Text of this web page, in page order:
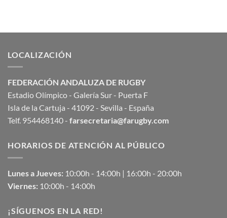
LOCALIZACIÓN
FEDERACIÓN ANDALUZA DE RUGBY
Estadio Olímpico - Galería Sur - Puerta F
Isla de la Cartuja - 41092 - Sevilla - España
Telf. 954468140 - farsecretaria@farugby.com
HORARIOS DE ATENCIÓN AL PÚBLICO
Lunes a Jueves: 10:00h - 14:00h | 16:00h - 20:00h
Viernes: 10:00h - 14:00h
¡SÍGUENOS EN LA RED!